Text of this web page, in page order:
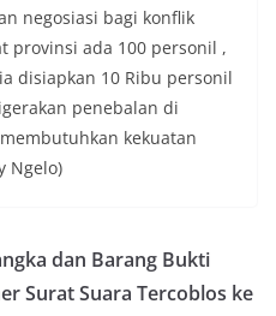
negosiasi bagi konflik
provinsi ada 100 personil ,
disiapkan 10 Ribu personil
penebalan di
kekuatan
Ngelo)
dan Barang Bukti
Surat Suara Tercoblos ke